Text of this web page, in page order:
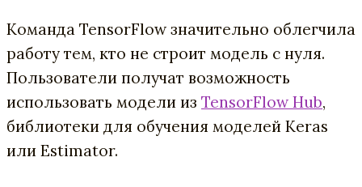
Команда TensorFlow значительно облегчила
работу тем, кто не строит модель с нуля.
Пользователи получат возможность
использовать модели из TensorFlow Hub,
библиотеки для обучения моделей Keras
или Estimator.